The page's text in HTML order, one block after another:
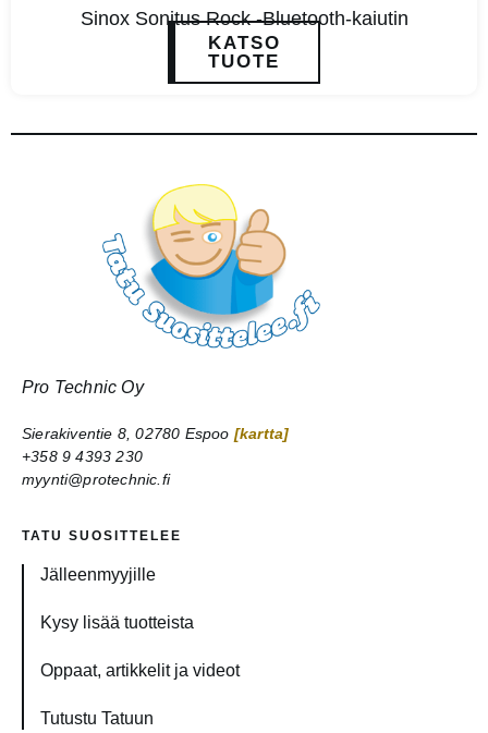
Sinox Sonitus Rock -Bluetooth-kaiutin
KATSO
TUOTE
Pro Technic Oy
Sierakiventie 8, 02780 Espoo [kartta]
+358 9 4393 230
myynti@protechnic.fi
TATU SUOSITTELEE
Jälleenmyyjille
Kysy lisää tuotteista
Oppaat, artikkelit ja videot
Tutustu Tatuun